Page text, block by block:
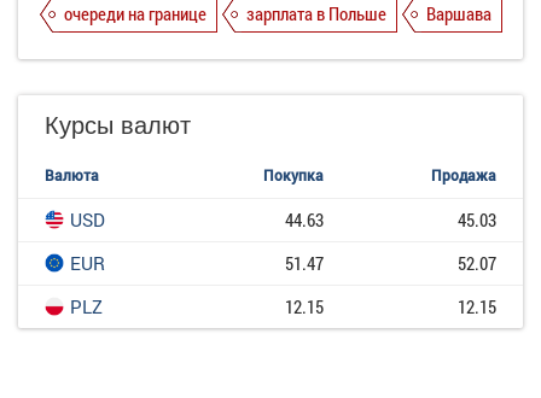
очереди на границе
зарплата в Польше Варшава
Курсы валют
Валюта Покупка Продажа
USD 44.63
45.03
EUR
51.47
52.07
PLZ
12.15 12.15